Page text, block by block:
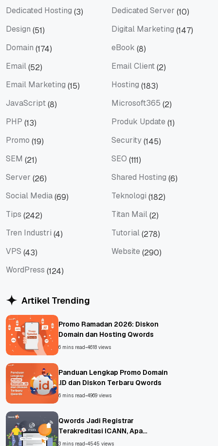
Dedicated Hosting (3) Dedicated Server (10)
Design (51) Digital Marketing (147)
Domain (174) eBook (8)
Email(52) Email Client(2)
Email Marketing (15) Hosting (183)
JavaScript(8) Microsoft365 (2)
PHP (13) Produk Update (1)
Promo (19) Security(145)
SEM (21) SEO (111)
Server (26) Shared Hosting (6)
Social Media(69) Teknologi (182)
Tips (242) Titan Mail(2)
Tren Industri (4) Tutorial(278)
VPS (43) Website (290)
WordPress (124)
Artikel Trending
Promo Ramadan 2026: Diskon
Domain dan Hosting Qwords
6 mins read•4618 views
Panduan Lengkap Promo Domain
.ID dan Diskon Terbaru Qwords
6 mins read•4969 views
Qwords Jadi Registrar
Terakreditasi ICANN, Apa
Untungnya?
3 mins read•4545 views